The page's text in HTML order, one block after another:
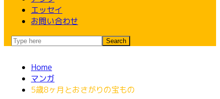
エッセイ
お問い合わせ
Home
マンガ
5歳8ヶ月とおさがりの宝もの